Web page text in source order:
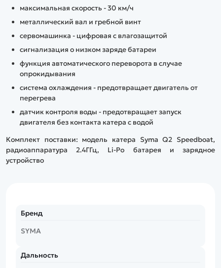
максимальная скорость - 30 км/ч
металлический вал и гребной винт
сервомашинка - цифровая с влагозащитой
сигнализация о низком заряде батареи
функция автоматического переворота в случае
опрокидывания
система охлаждения - предотвращает двигатель от
перегрева
датчик контроля воды - предотвращает запуск
двигателя без контакта катера с водой
Комплект поставки: модель катера Syma Q2 Speedboat,
радиоаппаратура 2.4ГГц, Li-Po батарея и зарядное
устройство
Бренд
SYMA
Дальность